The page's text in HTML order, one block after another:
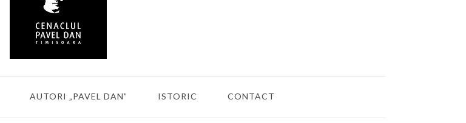
AUTORI „PAVEL DAN” ISTORIC CONTACT